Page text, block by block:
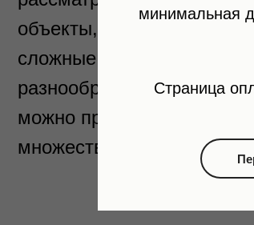
объекты, но и как
сложные формы
разнообразных
можно представить как
множеством важных
минимальная
Страница